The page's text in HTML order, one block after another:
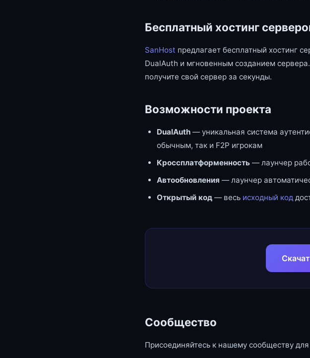
Бесплатный хостинг
SanHost предлагает бесплатный хостинг
DualAuth и мгновенным созданием
получите свой сервер за секунды.
Возможности проекта
DualAuth — уникальная система
обычным, так и F2P игрокам
Кроссплатформенность — лаунчер
Автообновления — лаунчер
Открытый код — весь исходный код
Сообщество
Присоединяйтесь к нашему сообществу